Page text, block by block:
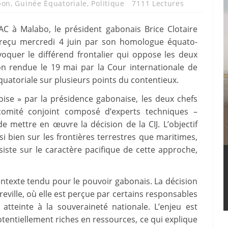
, Guinée Équatoriale, Politique 7111 Lectures
à Malabo, le président gabonais Brice Clotaire
mercredi 4 juin par son homologue équato-
le différend frontalier qui oppose les deux
rendue le 19 mai par la Cour internationale de
sur plusieurs points du contentieux.
» par la présidence gabonaise, les deux chefs
conjoint composé d’experts techniques –
mettre en œuvre la décision de la CIJ. L’objectif
bien sur les frontières terrestres que maritimes,
sur le caractère pacifique de cette approche,
tendu pour le pouvoir gabonais. La décision
où elle est perçue par certains responsables
à la souveraineté nationale. L’enjeu est
riches en ressources, ce qui explique